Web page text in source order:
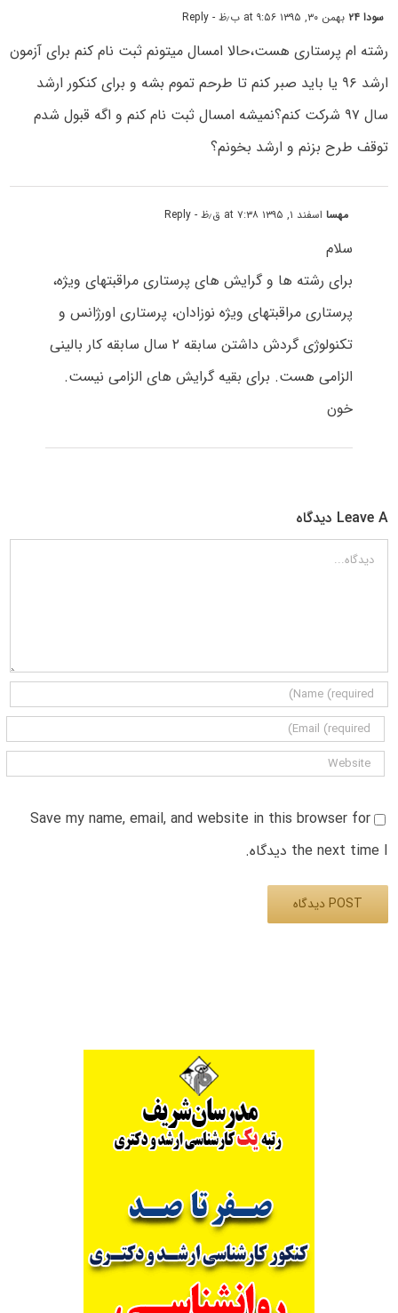
سودا ۲۴ بهمن ۳۰, ۱۳۹۵ at ۹:۵۶ ب٫ظ - Reply
رشته ام پرستاری هست،حالا امسال میتونم ثبت نام کنم برای آزمون
ارشد ۹۶ یا باید صبر کنم تا طرحم تموم بشه و برای کنکور ارشد
سال ۹۷ شرکت کنم؟نمیشه امسال ثبت نام کنم و اگه قبول شدم
توقف طرح بزنم و ارشد بخونم؟
مهسااسفند ۱, ۱۳۹۵ at ۷:۳۸ ق٫ظ - Reply
سلام
برای رشته ها و گرایش های پرستاری مراقبتهای ویژه،
پرستاری مراقبتهای ویژه نوزادان، پرستاری اورژانس و
تکنولوژی گردش داشتن سابقه ۲ سال سابقه کار بالینی
الزامی هست. برای بقیه گرایش های الزامی نیست.
خون
Leave A دیدگاه
دیدگاه
Save my name, email, and website in this browser for
the next time I دیدگاه.